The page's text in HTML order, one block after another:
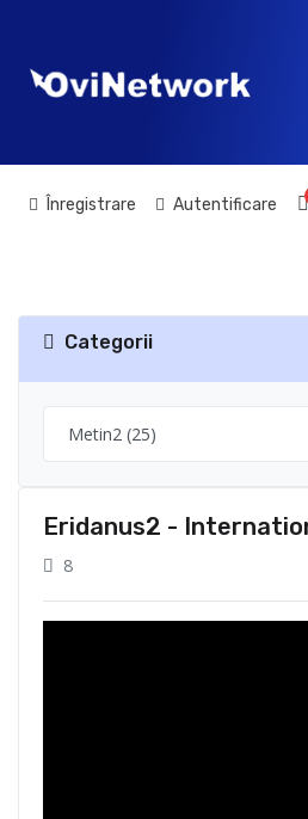
Înregistrare Autentificare
Categorii
Eridanus2 -
8